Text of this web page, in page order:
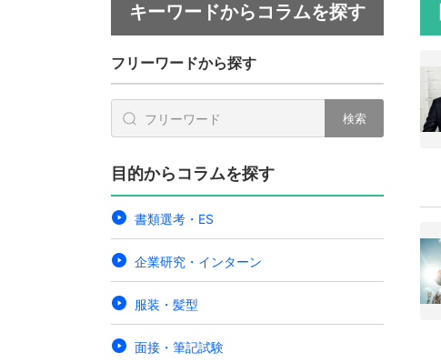
キーワードからコラムを探す
フリーワードから探す
検索
目的からコラムを探す
書類選考・ES
企業研究・インターン
服装・髪型
面接・筆記試験